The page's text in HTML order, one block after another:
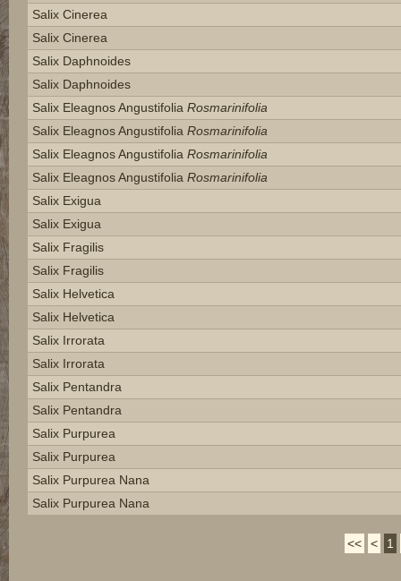
Salix Cinerea
Salix Cinerea
Salix Daphnoides
Salix Daphnoides
Salix Eleagnos Angustifolia Rosmarinifolia
Salix Eleagnos Angustifolia Rosmarinifolia
Salix Eleagnos Angustifolia Rosmarinifolia
Salix Eleagnos Angustifolia Rosmarinifolia
Salix Exigua
Salix Exigua
Salix Fragilis
Salix Fragilis
Salix Helvetica
Salix Helvetica
Salix Irrorata
Salix Irrorata
Salix Pentandra
Salix Pentandra
Salix Purpurea
Salix Purpurea
Salix Purpurea Nana
Salix Purpurea Nana
<< < 1